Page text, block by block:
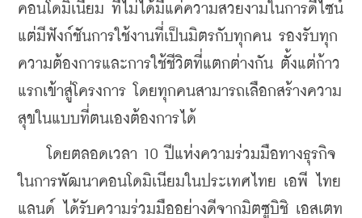
คอนโดมิเนียม ที่ไม่ได้มีแค่ความสวยงามในการดีไซน์
แต่มีฟังก์ชันการใช้งานที่เป็นมิตรกับทุกคน รองรับทุก
ความต้องการและการใช้ชีวิตที่แตกต่างกัน ตั้งแต่ก้าว
แรกเข้าสู่โครงการ โดยทุกคนสามารถเลือกสร้างความ
สุขในแบบที่ตนเองต้องการได้
โดยตลอดเวลา 10 ปีแห่งความร่วมมือทางธุรกิจ
ในการพัฒนาคอนโดมิเนียมในประเทศไทย เอพี ไทย
แลนด์ ได้รับความร่วมมืออย่างดีจากมิตซูบิชิ เอสเตท